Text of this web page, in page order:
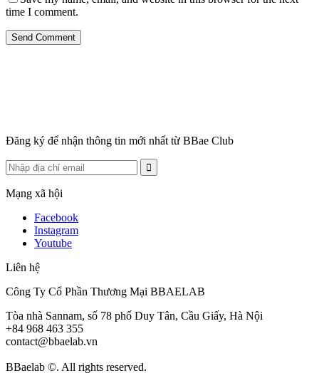
time I comment.
Send Comment
Đăng ký để nhận thông tin mới nhất từ BBae Club
Mạng xã hội
Facebook
Instagram
Youtube
Liên hệ
Công Ty Cổ Phần Thương Mại BBAELAB
Tòa nhà Sannam, số 78 phố Duy Tân, Cầu Giấy, Hà Nội
+84 968 463 355
contact@bbaelab.vn
BBaelab ©. All rights reserved.